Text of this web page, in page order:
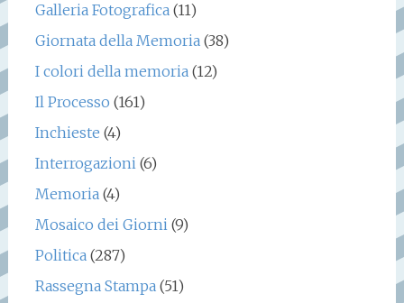
Galleria Fotografica(11)
Giornata della Memoria(38)
I colori della memoria(12)
Il Processo (161)
Inchieste (4)
Interrogazioni(6)
Memoria(4)
Mosaico dei Giorni(9)
Politica(287)
Rassegna Stampa(51)